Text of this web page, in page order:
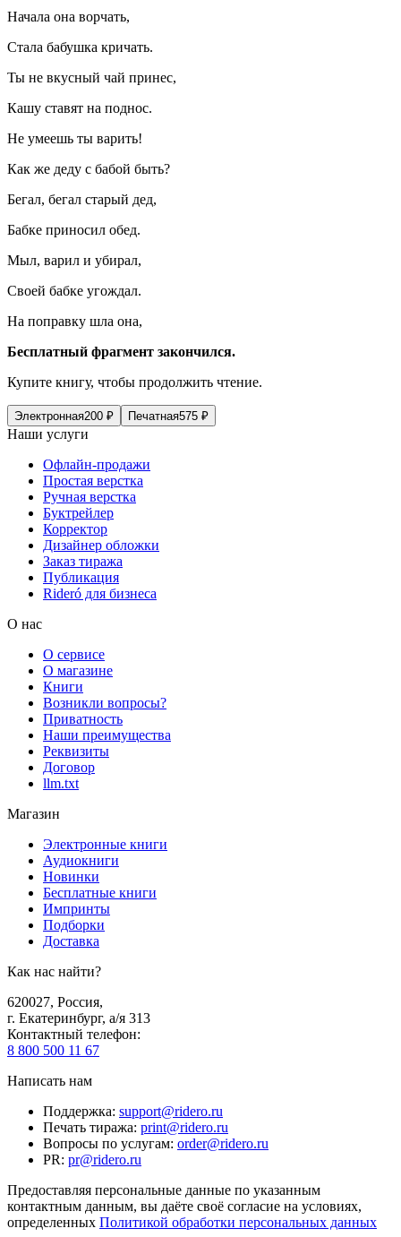
Начала она ворчать,
Стала бабушка кричать.
Ты не вкусный чай принес,
Кашу ставят на поднос.
Не умеешь ты варить!
Как же деду с бабой быть?
Бегал, бегал старый дед,
Бабке приносил обед.
Мыл, варил и убирал,
Своей бабке угождал.
На поправку шла она,
Бесплатный фрагмент закончился.
Купите книгу, чтобы продолжить чтение.
Электронная200 ₽ Печатная575 ₽
Наши услуги
Офлайн-продажи
Простая верстка
Ручная верстка
Буктрейлер
Корректор
Дизайнер обложки
Заказ тиража
Публикация
Rideró для бизнеса
О нас
О сервисе
О магазине
Книги
Возникли вопросы?
Приватность
Наши преимущества
Реквизиты
Договор
llm.txt
Магазин
Электронные книги
Аудиокниги
Новинки
Бесплатные книги
Импринты
Подборки
Доставка
Как нас найти?
620027, Россия,
г. Екатеринбург, а/я 313
Контактный телефон:
8 800 500 11 67
Написать нам
Поддержка: support@ridero.ru
Печать тиража: print@ridero.ru
Вопросы по услугам: order@ridero.ru
PR: pr@ridero.ru
Предоставляя персональные данные по указанным
контактным данным, вы даёте своё согласие на условиях,
определенных Политикой обработки персональных данных